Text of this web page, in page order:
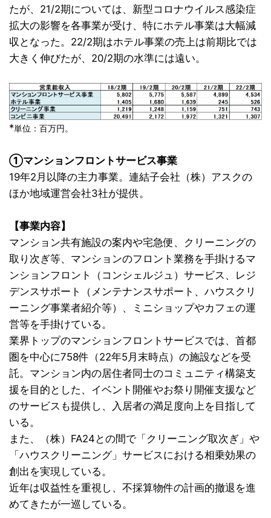
たが、21/2期については、新型コロナウイルス感染症
拡大の影響を各事業が受け、特にホテル事業は大幅減
収となった。22/2期はホテル事業の売上は前期比では
大きく伸びたが、20/2期の水準には遠い。
*単位：百万円。
①マンションフロントサービス事業
19年2月以降の主力事業。連結子会社（株）アスクの
ほか地域運営会社3社が提供。
【事業内容】
マンション共有施設の案内や宅急便、クリーニングの
取り次ぎ等、マンションのフロント業務を手掛けるマ
ンションフロント（コンシェルジュ）サービス、レジ
デンスサポート（メンテナンスサポート、ハウスクリ
ーニング事業者紹介等）、ミニショップやカフェの運
営等を手掛けている。
業界トップのマンションフロントサービスでは、首都
圏を中心に758件（22年5月末時点）の施設などを受
託。マンション内の居住者同士のコミュニティ構築支
援を目的とした、イベント開催やお祭り開催支援など
のサービスも提供し、入居者の満足度向上を目指して
いる。
また、（株）FA24との間で「クリーニング取次ぎ」や
「ハウスクリーニング」サービスにおける相乗効果の
創出を実現している。
近年は収益性を重視し、不採算物件の計画的撤退を進
めてきたが一巡している。